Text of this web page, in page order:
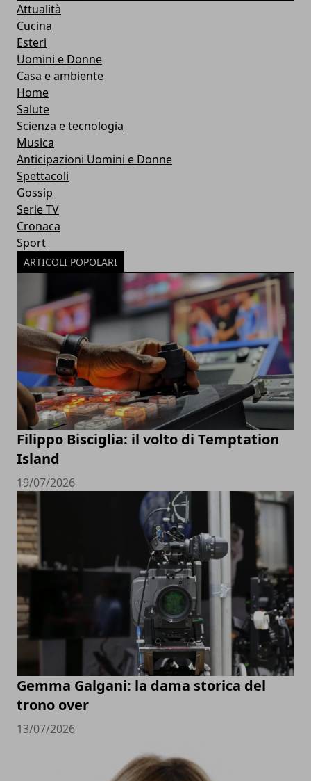
Attualità
Cucina
Esteri
Uomini e Donne
Casa e ambiente
Home
Salute
Scienza e tecnologia
Musica
Anticipazioni Uomini e Donne
Spettacoli
Gossip
Serie TV
Cronaca
Sport
ARTICOLI POPOLARI
Filippo Bisciglia: il volto di Temptation
Island
19/07/2026
Gemma Galgani: la dama storica del
trono over
13/07/2026